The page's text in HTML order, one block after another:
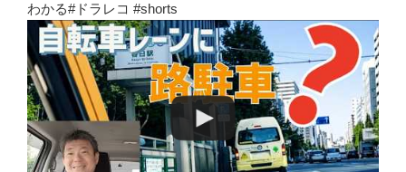
わかる#ドラレコ #shorts